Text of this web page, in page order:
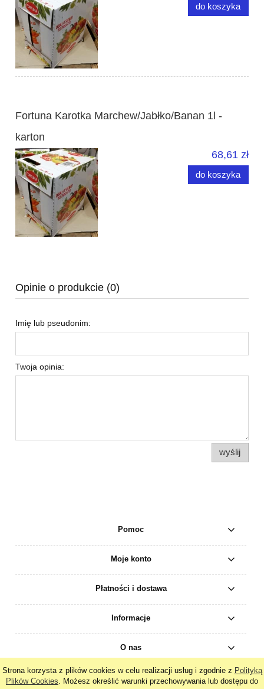
Strona korzysta z plików cookies w celu realizacji usług i zgodnie z Polityką
Plików Cookies. Możesz określić warunki przechowywania lub dostępu do
do koszyka
Fortuna Karotka Marchew/Jabłko/Banan 1l -
karton
68,61 zł
do koszyka
Opinie o produkcie (0)
Imię lub pseudonim:
Twoja opinia:
wyślij
Pomoc
Moje konto
Płatności i dostawa
Informacje
O nas
pokaż pełną wersję strony